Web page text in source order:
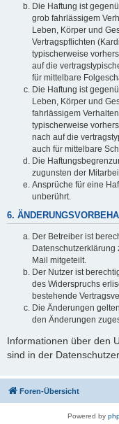
Die Haftung ist
grob fahrlässigem
Leben, Körper und
Vertragspflichten
typischerweise
auf die
für mittelbare
Die Haftung ist
Leben, Körper und
fahrlässigem
typischerweise
nach auf die
auch für mittelbare
Die
zugunsten der
Ansprüche für eine
unberührt.
6.
Der Betreiber ist
Mail mitgeteilt.
Der Nutzer ist
des Widerspruchs
bestehende
Die Änderungen
den Änderungen
Informationen über den
sind in der
Foren-Übersicht
Powered by